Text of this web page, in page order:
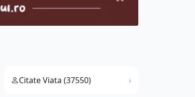
Citate Viata (37550)